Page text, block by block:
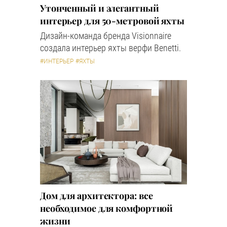
Утонченный и элегантный
интерьер для 50-метровой яхты
Дизайн-команда бренда Visionnaire
создала интерьер яхты верфи Benetti.
#ИНТЕРЬЕР #ЯХТЫ
Дом для архитектора: все
необходимое для комфортной
жизни